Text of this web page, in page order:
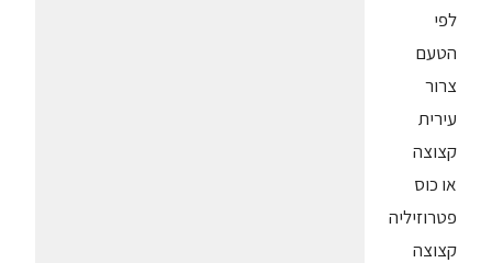
לפי
הטעם
צרור
עירית
קצוצה
או כוס
פטרוזיליה
קצוצה